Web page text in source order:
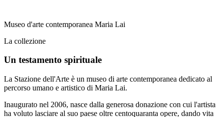
Museo d'arte contemporanea Maria Lai
La collezione
Un testamento spirituale
La Stazione dell'Arte è un museo di arte contemporanea dedicato al
percorso umano e artistico di Maria Lai.
Inaugurato nel 2006, nasce dalla generosa donazione con cui l'artista
ha voluto lasciare al suo paese oltre centoquaranta opere, dando vita